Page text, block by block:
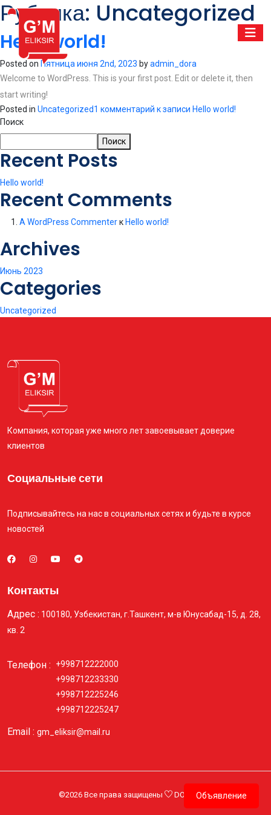
Объявление
Рубрика: Uncategorized
Hello world!
Posted on Пятница июня 2nd, 2023 byadmin_dora
Welcome to WordPress. This is your first post. Edit or delete it, then
start writing!
Posted in Uncategorized1 комментарий к записи Hello world!
Поиск
Поиск
Recent Posts
Hello world!
Recent Comments
A WordPress Commenterк Hello world!
Archives
Июнь 2023
Categories
Uncategorized
Компания, которая уже много лет завоевывает доверие
клиентов
Социальные сети
Подписывайтесь на нас в социальных сетях и будьте в курсе
новостей
Контакты
Адрес : 100180, Узбекистан, г.Ташкент, м-в Юнусабад-15, д. 28,
кв. 2
Телефон :
+998712222000
+998712233330
+998712225246
+998712225247
Email : gm_eliksir@mail.ru
©2026 Все права защищены DORA DEV.